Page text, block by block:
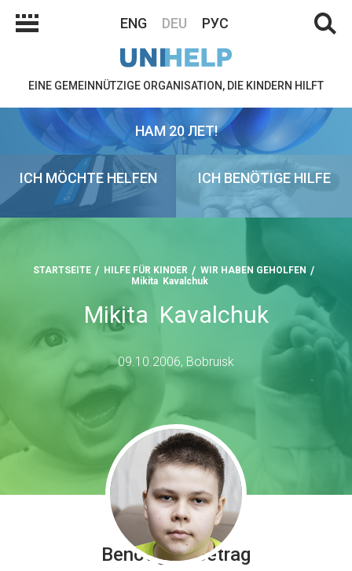
ENG DEU РУС
EINE GEMEINNÜTZIGE ORGANISATION, DIE KINDERN HILFT
НАМ 20 ЛЕТ!
ICH MÖCHTE HELFEN ICH BENÖTIGE HILFE
STARTSEITE HILFE FÜR KINDER
WIR HABEN GEHOLFEN
Mikita Kavalchuk
Mikita Kavalchuk
09.10.2006, Bobruisk
Benötigter Betrag